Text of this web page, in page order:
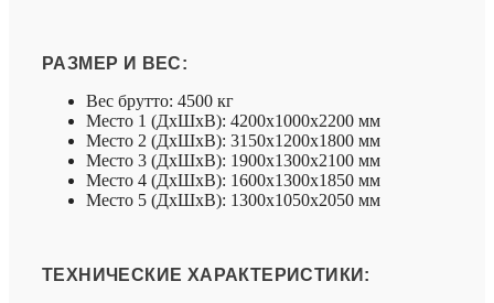
РАЗМЕР И ВЕС:
Вес брутто: 4500 кг
Место 1 (ДхШхВ): 4200х1000х2200 мм
Место 2 (ДхШхВ): 3150х1200х1800 мм
Место 3 (ДхШхВ): 1900х1300х2100 мм
Место 4 (ДхШхВ): 1600х1300х1850 мм
Место 5 (ДхШхВ): 1300х1050х2050 мм
ТЕХНИЧЕСКИЕ ХАРАКТЕРИСТИКИ: